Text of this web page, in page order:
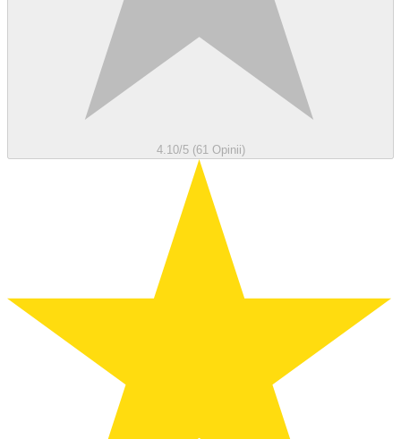
4.10/5 (61 Opinii)